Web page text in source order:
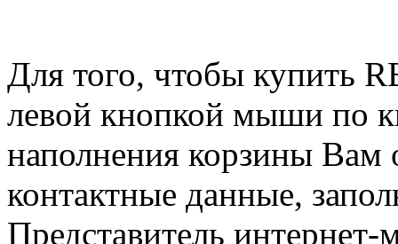
Для того, чтобы купить
левой кнопкой мыши по
наполнения корзины Вам
контактные данные,
Представитель